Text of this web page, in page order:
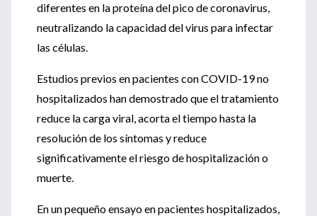
diferentes en la proteína del pico de coronavirus,
neutralizando la capacidad del virus para infectar
las células.
Estudios previos en pacientes con COVID-19 no
hospitalizados han demostrado que el tratamiento
reduce la carga viral, acorta el tiempo hasta la
resolución de los síntomas y reduce
significativamente el riesgo de hospitalización o
muerte.
En un pequeño ensayo en pacientes hospitalizados,